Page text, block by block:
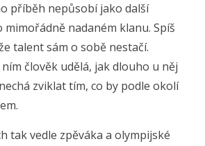
příběh nepůsobí jako další
nadaném klanu. Spíš
talent sám o sobě nestačí.
člověk udělá, jak dlouho u něj
zviklat tím, co by podle okolí
tak vedle zpěváka a olympijské